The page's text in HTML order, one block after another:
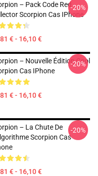
– Pack Code Red
Scorpion Cas IPhone
€ - 16,10 €
-20%
– Nouvelle Édition Cool
Cas IPhone
€ - 16,10 €
-20%
– La Chute De
Scorpion Cas
€ - 16,10 €
-20%